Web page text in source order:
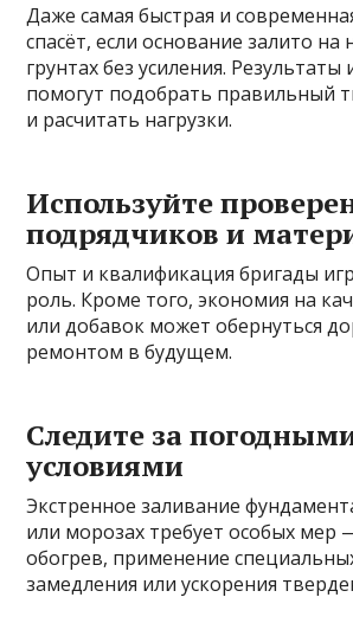
Даже самая быстрая и
спасёт, если основание залито на
грунтах без усиления. Результаты
помогут подобрать правильный
и расчитать нагрузки.
Используйте
подрядчиков и
Опыт и квалификация бригады
роль. Кроме того, экономия на
или добавок может обернуться
ремонтом в будущем.
Следите за
условиями
Экстренное заливание
или морозах требует особых мер
обогрев, применение
замедления или ускорения